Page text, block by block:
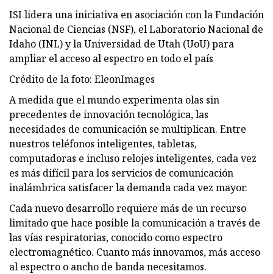
ISI lidera una iniciativa en asociación con la Fundación
Nacional de Ciencias (NSF), el Laboratorio Nacional de
Idaho (INL) y la Universidad de Utah (UoU) para
ampliar el acceso al espectro en todo el país
Crédito de la foto: EleonImages
A medida que el mundo experimenta olas sin
precedentes de innovación tecnológica, las
necesidades de comunicación se multiplican. Entre
nuestros teléfonos inteligentes, tabletas,
computadoras e incluso relojes inteligentes, cada vez
es más difícil para los servicios de comunicación
inalámbrica satisfacer la demanda cada vez mayor.
Cada nuevo desarrollo requiere más de un recurso
limitado que hace posible la comunicación a través de
las vías respiratorias, conocido como espectro
electromagnético. Cuanto más innovamos, más acceso
al espectro o ancho de banda necesitamos.